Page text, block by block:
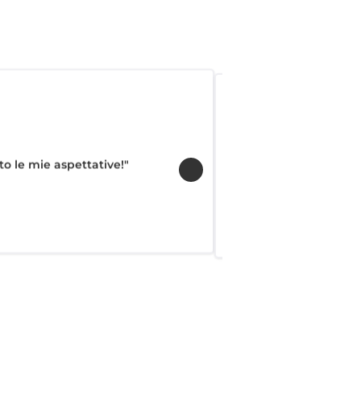
le mie aspettative!"